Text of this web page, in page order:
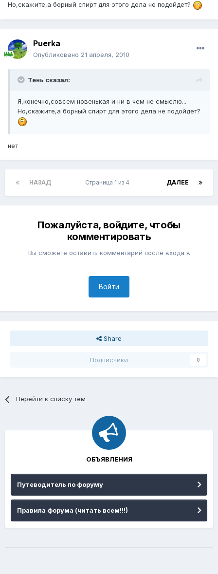
Но,скажите,а борный спирт для этого дела не подойдет?
Puerka
Опубликовано 21 апреля, 2010
Тень сказал:
Я,конечно,совсем новенькая и ни в чем не смыслю...
Но,скажите,а борный спирт для этого дела не подойдет?
нет
НАЗАД ДАЛЕЕ
Страница 1 из 4
Пожалуйста, войдите, чтобы
комментировать
Вы сможете оставить комментарий после входа в
Войти
Share
Подписчики 0
Перейти к списку тем
ОБЪЯВЛЕНИЯ
Путеводитель по форуму
Правила форума (читать всем!!!)